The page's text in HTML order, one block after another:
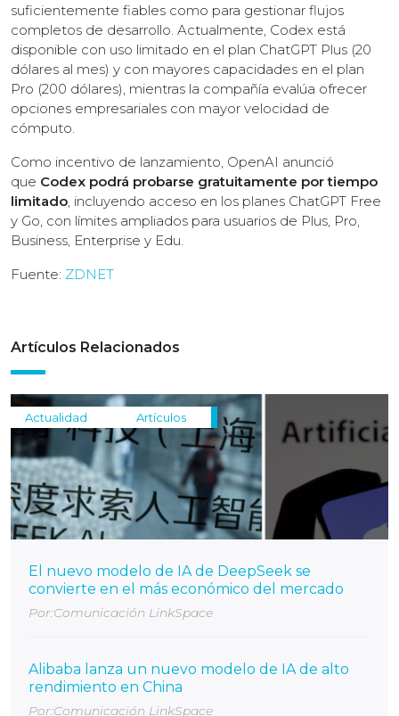
suficientemente fiables como para gestionar flujos
completos de desarrollo. Actualmente, Codex está
disponible con uso limitado en el plan ChatGPT Plus (20
dólares al mes) y con mayores capacidades en el plan
Pro (200 dólares), mientras la compañía evalúa ofrecer
opciones empresariales con mayor velocidad de
cómputo.
Como incentivo de lanzamiento, OpenAI anunció
que Codex podrá probarse gratuitamente por tiempo
limitado, incluyendo acceso en los planes ChatGPT Free
y Go, con límites ampliados para usuarios de Plus, Pro,
Business, Enterprise y Edu.
Fuente: ZDNET
Artículos Relacionados
Actualidad Artículos
El nuevo modelo de IA de DeepSeek se
convierte en el más económico del mercado
Por:Comunicación LinkSpace
Alibaba lanza un nuevo modelo de IA de alto
rendimiento en China
Por:Comunicación LinkSpace